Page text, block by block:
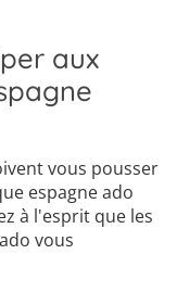
aux
vous pousser
espagne ado
à l'esprit que les
vous